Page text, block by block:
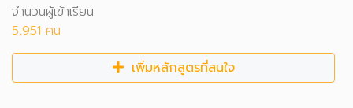
จำนวนผู้เข้าเรียน
5,951 คน
เพิ่มหลักสูตรที่สนใจ